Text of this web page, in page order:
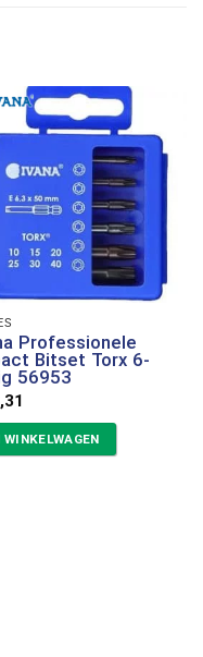
Professionele
Bitset Torx 6-
56953
WINKELWAGEN